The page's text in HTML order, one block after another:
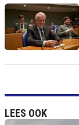
LEES OOK